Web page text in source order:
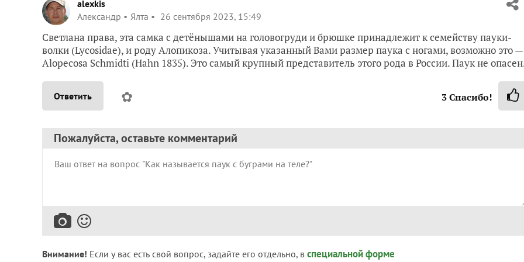
alexkis
Александр
Ялта 26 сентября 2023, 15:49
Светлана права, эта самка с детёнышами на головогруди и брюшке принадлежит к семейству пауки-
волки (Lycosidae), и роду Алопикоза. Учитывая указанный Вами размер паука с ногами, возможно это —
Alopecosa Schmidti (Hahn 1835). Это самый крупный представитель этого рода в России. Паук не
Ответить ✿ 3Спасибо!
Пожалуйста, оставьте комментарий
Внимание! Если у вас есть свой вопрос, задайте его отдельно, в специальной форме